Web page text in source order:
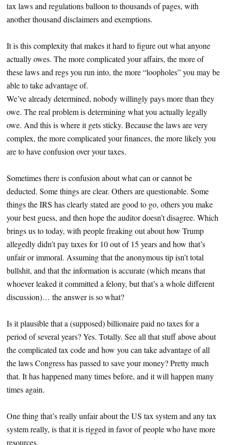
tax laws and regulations balloon to thousands of pages, with
another thousand disclaimers and exemptions.
It is this complexity that makes it hard to figure out what anyone
actually owes. The more complicated your affairs, the more of
these laws and regs you run into, the more “loopholes” you may be
able to take advantage of.
We’ve already determined, nobody willingly pays more than they
owe. The real problem is determining what you actually legally
owe. And this is where it gets sticky. Because the laws are very
complex, the more complicated your finances, the more likely you
are to have confusion over your taxes.
Sometimes there is confusion about what can or cannot be
deducted. Some things are clear. Others are questionable. Some
things the IRS has clearly stated are good to go, others you make
your best guess, and then hope the auditor doesn’t disagree. Which
brings us to today, with people freaking out about how Trump
allegedly didn’t pay taxes for 10 out of 15 years and how that’s
unfair or immoral. Assuming that the anonymous tip isn’t total
bullshit, and that the information is accurate (which means that
whoever leaked it committed a felony, but that’s a whole different
discussion)… the answer is so what?
Is it plausible that a (supposed) billionaire paid no taxes for a
period of several years? Yes. Totally. See all that stuff above about
the complicated tax code and how you can take advantage of all
the laws Congress has passed to save your money? Pretty much
that. It has happened many times before, and it will happen many
times again.
One thing that’s really unfair about the US tax system and any tax
system really, is that it is rigged in favor of people who have more
resources.